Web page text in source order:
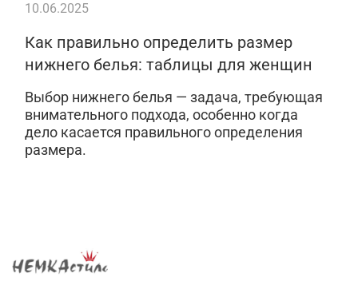
Как правильно определить размер
нижнего белья: таблицы для женщин
Выбор нижнего белья — задача, требующая
внимательного подхода, особенно когда
дело касается правильного определения
размера.
10.06.2025